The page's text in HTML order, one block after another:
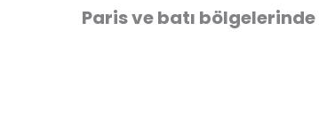
Paris ve batı